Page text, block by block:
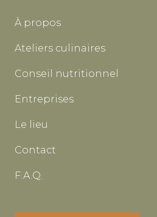
À propos
Ateliers culinaires
Conseil nutritionnel
Entreprises
Le lieu
Contact
F.A.Q.